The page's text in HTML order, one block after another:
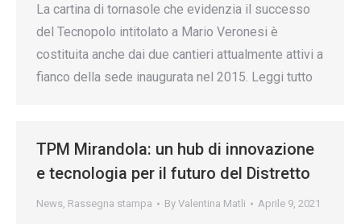
La cartina di tornasole che evidenzia il successo
del Tecnopolo intitolato a Mario Veronesi è
costituita anche dai due cantieri attualmente attivi a
fianco della sede inaugurata nel 2015. Leggi tutto
TPM Mirandola: un hub di innovazione
e tecnologia per il futuro del Distretto
News, Rassegna stampa By Valentina Matli Aprile 9, 2021